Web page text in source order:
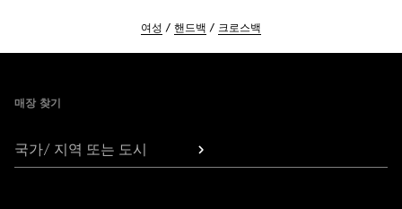
여성 핸드백 크로스백
매장 찾기
국가/ 지역 또는 도시